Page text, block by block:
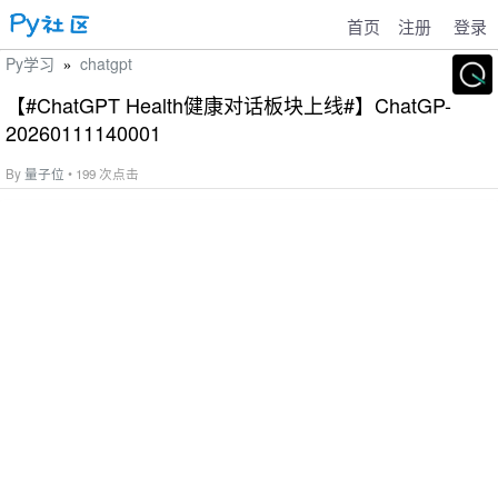
首页 注册 登录
Py学习 » chatgpt
【#ChatGPT Health健康对话板块上线#】ChatGP-
20260111140001
By量子位 • 199 次点击